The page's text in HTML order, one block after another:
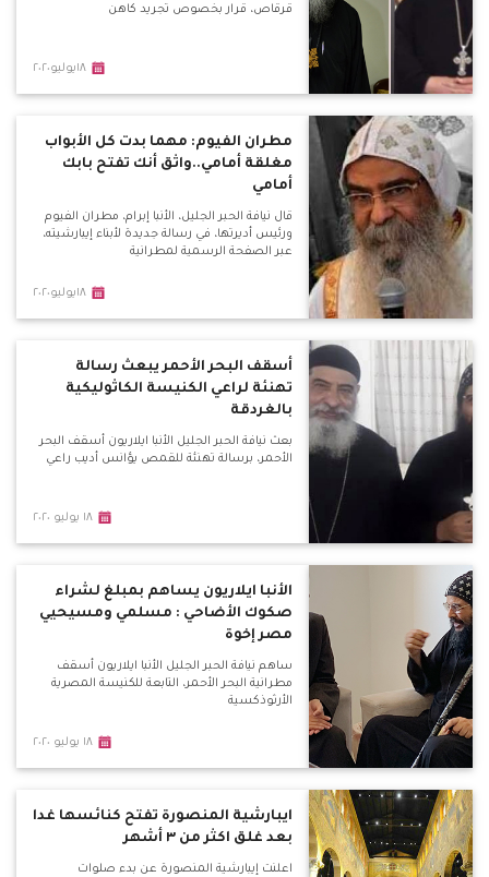
قرقاص، قرار بخصوص تجريد كاهن
١٨يوليو٢٠٢٠
مطران الفيوم: مهما بدت كل الأبواب
مغلقة أمامي..واثق أنك تفتح بابك
أمامي
قال نيافة الحبر الجليل، الأنبا إبرام، مطران الفيوم
ورئيس أديرتها، في رسالة جديدة لأبناء إيبارشيته،
عبر الصفحة الرسمية لمطرانية
١٨يوليو٢٠٢٠
أسقف البحر الأحمر يبعث رسالة
تهنئة لراعي الكنيسة الكاثوليكية
بالغردقة
بعث نيافة الحبر الجليل الأنبا ايلاريون أسقف البحر
الأحمر، برسالة تهنئة للقمص يؤانس أديب راعي
١٨ يوليو ٢٠٢٠
الأنبا ايلاريون يساهم بمبلغ لشراء
صكوك الأضاحي : مسلمي ومسيحيي
مصر إخوة
ساهم نيافة الحبر الجليل الأنبا ايلاريون أسقف
مطرانية البحر الأحمر، التابعة للكنيسة المصرية
الأرثوذكسية
١٨ يوليو ٢٠٢٠
ايبارشية المنصورة تفتح كنائسها غدا
بعد غلق اكثر من ٣ أشهر
اعلنت إيبارشية المنصورة عن بدء صلوات